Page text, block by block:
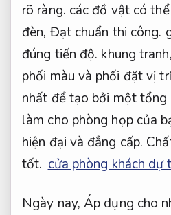
rõ ràng. các đồ vật có
đèn, Đạt chuẩn thi công.
đúng tiến độ. khung
phối màu và phối đặt vị
nhất để tạo bởi một tổng
làm cho phòng họp của
hiện đại và đẳng cấp.
tốt. cửa phòng khách dự
Ngày nay, Áp dụng cho